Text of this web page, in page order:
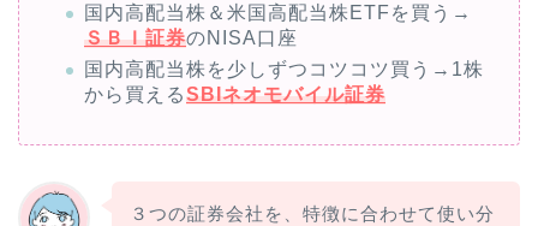
国内高配当株＆米国高配当株ETFを買う→
ＳＢＩ証券のNISA口座
国内高配当株を少しずつコツコツ買う→1株
から買えるSBIネオモバイル証券
３つの証券会社を、特徴に合わせて使い分